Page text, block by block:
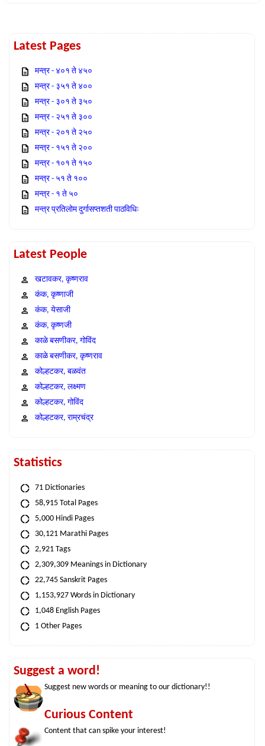
Latest Pages
मन्त्र - ४०१ ते ४५०
मन्त्र - ३५१ ते ४००
मन्त्र - ३०१ ते ३५०
मन्त्र - २५१ ते ३००
मन्त्र - २०१ ते २५०
मन्त्र - १५१ ते २००
मन्त्र - १०१ ते १५०
मन्त्र - ५१ ते १००
मन्त्र - १ ते ५०
मन्त्र प्रतिलोम दुर्गासप्तशती पाठविधिः
Latest People
खटावकर, कृष्णराव
कंक, कृष्णाजी
कंक, येसाजी
कंक, कृष्णजी
काळे बसणीकर, गोविंद
काळे बसणीकर, कृष्णराव
कोल्हटकर, बळवंत
कोल्हटकर, लक्ष्मण
कोल्हटकर, गोविंद
कोल्हटकर, राम्रचंद्र
Statistics
71 Dictionaries
58,915 Total Pages
5,000 Hindi Pages
30,121 Marathi Pages
2,921 Tags
2,309,309 Meanings in Dictionary
22,745 Sanskrit Pages
1,153,927 Words in Dictionary
1,048 English Pages
1 Other Pages
Suggest a word!
Suggest new words or meaning to our dictionary!!
Curious Content
Content that can spike your interest!